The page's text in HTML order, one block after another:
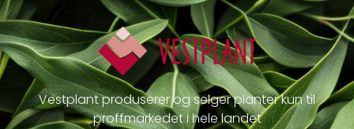
Vestplant produserer og selger planter kun til
proffmarkedet i hele landet